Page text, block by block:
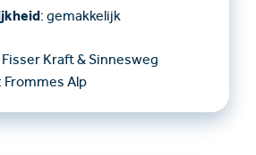
: gemakkelijk
Fisser Kraft & Sinnesweg
: Frommes Alp